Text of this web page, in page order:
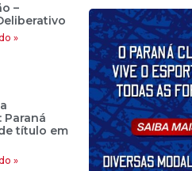
–
»
Paraná
título em
»